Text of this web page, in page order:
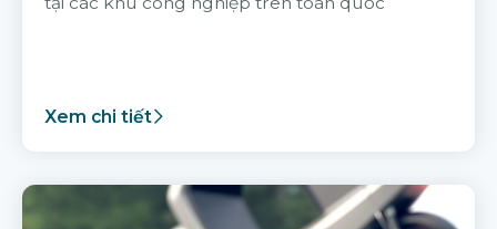
Xem chi tiết